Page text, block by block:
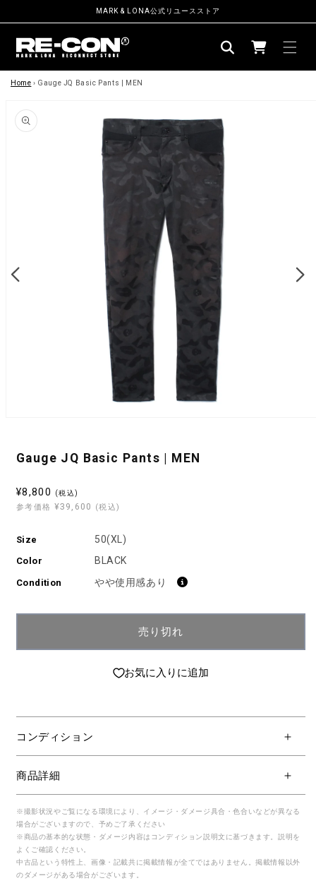
ツ
に
進
む
MARK & LONA公式リユースストア
ー
Home › Gauge JQ Basic Pants | MEN
商
品
情
に
ス
Gauge JQ Basic Pants | MEN
セ
ー
価
格
¥8,800 (税込)
参考価格 ¥39,600 (税込)
Size 50(XL)
Color BLACK
Condition やや使用感あり
売り切れ
お気に入りに追加
コンディション
商品詳細
※撮影状況やご覧になる環境により、イメージ・ダメージ具合・色合いなどが異なる
場合がございますので、予めご了承ください
※商品の基本的な状態・ダメージ内容はコンディション説明文に基づきます。説明を
よくご確認ください。
中古品という特性上、画像・記載共に掲載情報が全てではありません。掲載情報以外
のダメージがある場合がございます。